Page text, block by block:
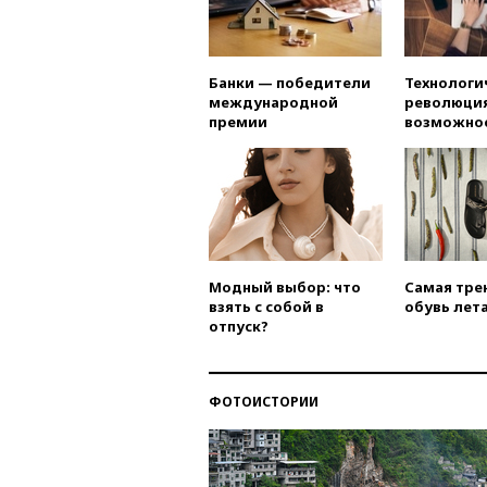
Банки — победители
международной
премии
Модный выбор: что
взять с собой в
отпуск?
Самая
обувь
ФОТОИСТОРИИ